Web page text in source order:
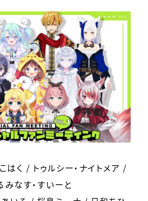
く / トゥルシー・ナイトメア /
なす・すいーと